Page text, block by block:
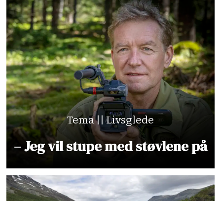
Tema || Livsglede
– Jeg vil stupe med støvlene på